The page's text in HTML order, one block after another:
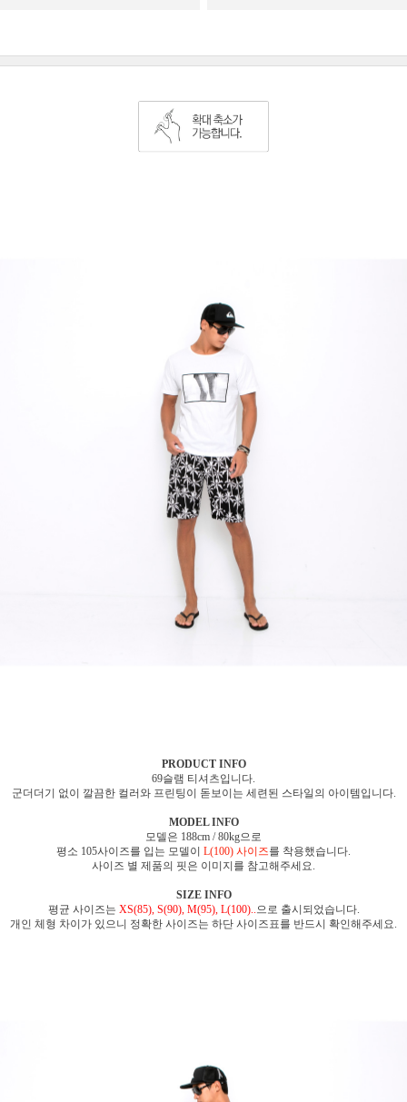
PRODUCT INFO
69슬램 티셔츠입니다.
군더더기 없이 깔끔한 컬러와 프린팅이 돋보이는 세련된 스타일의 아이템입니다.
MODEL INFO
모델은 188cm / 80kg으로
평소 105사이즈를 입는 모델이 L(100) 사이즈를 착용했습니다.
사이즈 별 제품의 핏은 이미지를 참고해주세요.
SIZE INFO
평균 사이즈는 XS(85), S(90), M(95), L(100)..으로 출시되었습니다.
개인 체형 차이가 있으니 정확한 사이즈는 하단 사이즈표를 반드시 확인해주세요.